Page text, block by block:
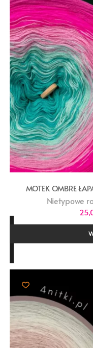
MOTEK OMBRE
Nietypowe